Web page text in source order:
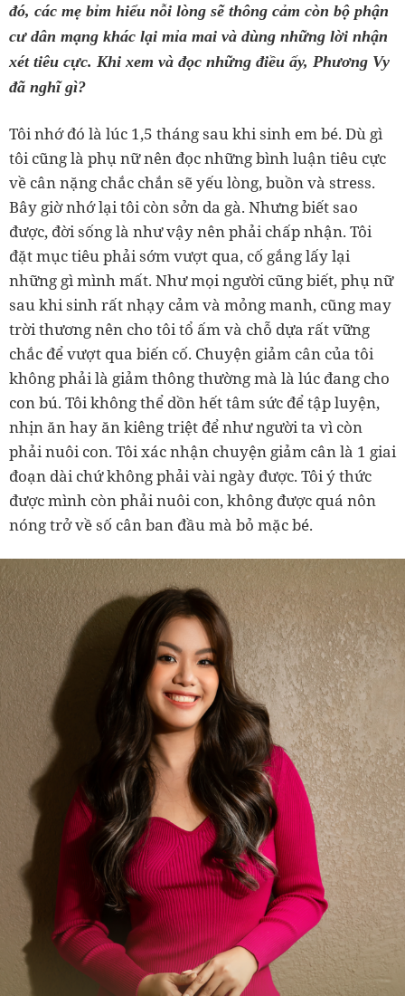
đó, các mẹ bỉm hiểu nỗi lòng sẽ thông cảm còn bộ phận
cư dân mạng khác lại mỉa mai và dùng những lời nhận
xét tiêu cực. Khi xem và đọc những điều ấy, Phương Vy
đã nghĩ gì?
Tôi nhớ đó là lúc 1,5 tháng sau khi sinh em bé. Dù gì
tôi cũng là phụ nữ nên đọc những bình luận tiêu cực
về cân nặng chắc chắn sẽ yếu lòng, buồn và stress.
Bây giờ nhớ lại tôi còn sởn da gà. Nhưng biết sao
được, đời sống là như vậy nên phải chấp nhận. Tôi
đặt mục tiêu phải sớm vượt qua, cố gắng lấy lại
những gì mình mất. Như mọi người cũng biết, phụ nữ
sau khi sinh rất nhạy cảm và mỏng manh, cũng may
trời thương nên cho tôi tổ ấm và chỗ dựa rất vững
chắc để vượt qua biến cố. Chuyện giảm cân của tôi
không phải là giảm thông thường mà là lúc đang cho
con bú. Tôi không thể dồn hết tâm sức để tập luyện,
nhịn ăn hay ăn kiêng triệt để như người ta vì còn
phải nuôi con. Tôi xác nhận chuyện giảm cân là 1 giai
đoạn dài chứ không phải vài ngày được. Tôi ý thức
được mình còn phải nuôi con, không được quá nôn
nóng trở về số cân ban đầu mà bỏ mặc bé.